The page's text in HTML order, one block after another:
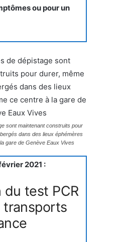
ou pour un
sont maintenant construits pour
dans des lieux éphémères
gare de Genève Eaux Vives
2021 :
du test PCR
transports